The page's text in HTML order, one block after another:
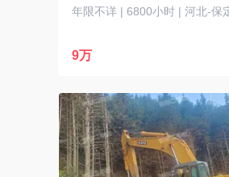
年限不详 | 6800小时 | 河北-保
9万